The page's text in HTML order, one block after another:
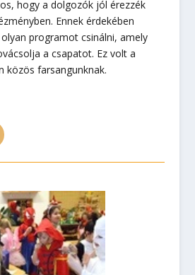
hogy a dolgozók jól érezzék
Ennek érdekében
programot csinálni, amely
a csapatot. Ez volt a
közös farsangunknak.